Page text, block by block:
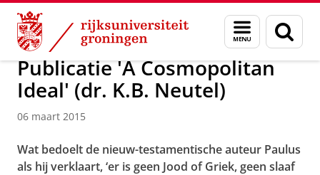
Skip
Content
Skip
Navigation
Menu
en
zoeken
Over ons Actueel Nieuws Nieuwsberichten
Publicatie 'A Cosmopolitan
Ideal' (dr. K.B. Neutel)
06 maart 2015
Wat bedoelt de nieuw-testamentische auteur Paulus
als hij verklaart, ‘er is geen Jood of Griek, geen slaaf